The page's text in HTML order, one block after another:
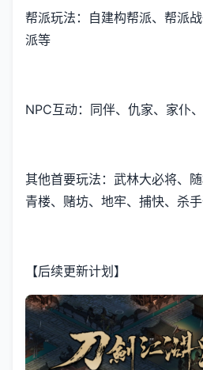
帮派玩法：自建构帮派、帮派
派等
NPC互动：同伴、仇家、家仆
其他首要玩法：武林大必将、
青楼、赌坊、地牢、捕快、杀
【后续更新计划】